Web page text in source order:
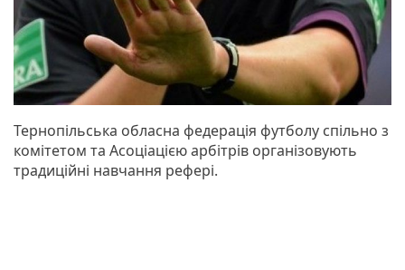
Тернопільська обласна федерація футболу спільно з
комітетом та Асоціацією арбітрів організовують
традиційні навчання рефері.